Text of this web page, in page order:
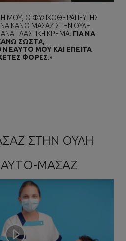
ΜΟΥ, Ο ΦΥΣΙΚΟΘΕΡΑΠΕΥΤΗΣ
ΚΑΝΩ ΜΑΣΑΖ ΣΤΗΝ ΟΥΛΗ
ΚΡΕΜΑ. ΓΙΑ ΝΑ
ΣΩΣΤΑ,
ΕΑΥΤΟ ΜΟΥ ΚΑΙ ΕΠΕΙΤΑ
ΦΟΡΕΣ.»
ΣΤΗΝ ΟΥΛΗ
ΜΑΣΑΖ
Play video